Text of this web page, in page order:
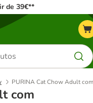
de 39€**
PURINA Cat Chow Adult
com